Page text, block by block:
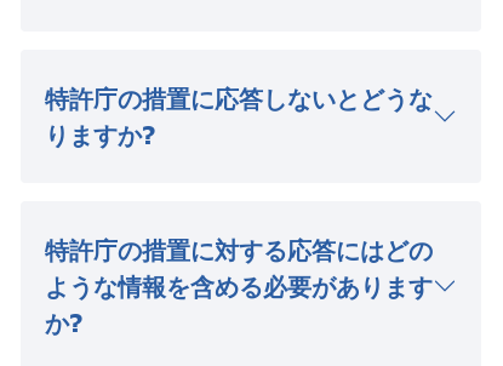
特許庁の措置に応答しないとどうな
りますか?
特許庁の措置に対する応答にはどの
ような情報を含める必要があります
か?